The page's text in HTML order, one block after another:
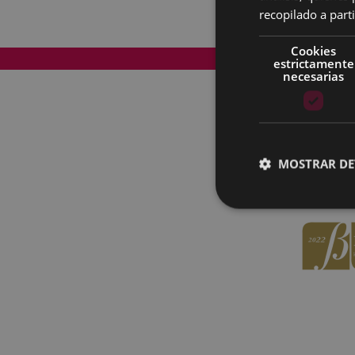
Mapa del Sitio
recopilado a
Cookies
estrictamente
necesarias
MOSTRAR